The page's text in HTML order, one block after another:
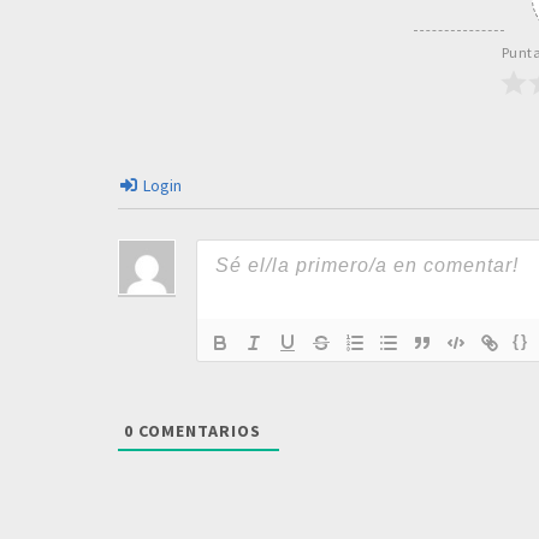
Login
{}
0 COMENTARIOS